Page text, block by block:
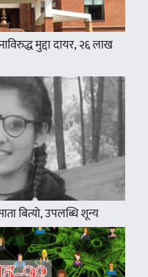
मुद्दा दायर, २६ लाख
बित्यो, उपलब्धि शून्य